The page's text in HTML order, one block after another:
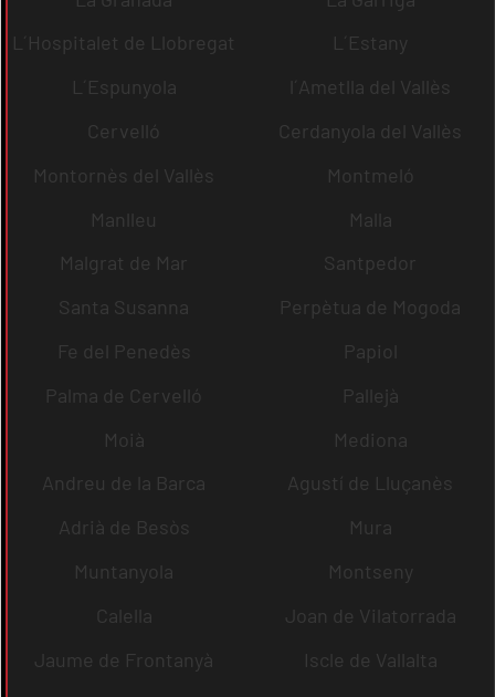
L´Hospitalet de Llobregat
L´Estany
L´Espunyola
l´Ametlla del Vallès
Cervelló
Cerdanyola del Vallès
Montornès del Vallès
Montmeló
Manlleu
Malla
Malgrat de Mar
Santpedor
Santa Susanna
Perpètua de Mogoda
Fe del Penedès
Papiol
Palma de Cervelló
Pallejà
Moià
Mediona
Andreu de la Barca
Agustí de Lluçanès
Adrià de Besòs
Mura
Muntanyola
Montseny
Calella
Joan de Vilatorrada
Jaume de Frontanyà
Iscle de Vallalta